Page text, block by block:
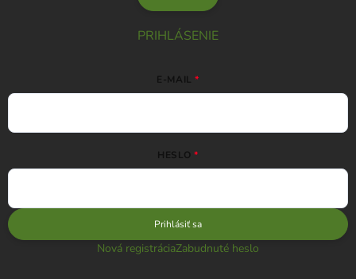
PRIHLÁSENIE
E-MAIL
HESLO
Prihlásiť sa
Nová registráciaZabudnuté heslo